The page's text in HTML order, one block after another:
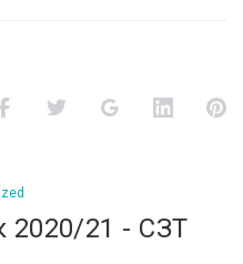
FacebookTwitter Google+
2020/21 - СЗТ